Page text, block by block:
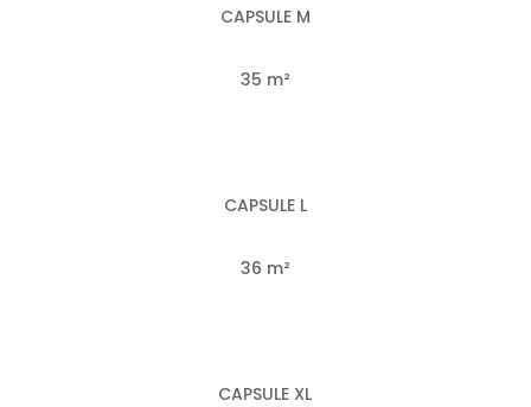
CAPSULE M
35 m²
CAPSULE L
36 m²
CAPSULE XL